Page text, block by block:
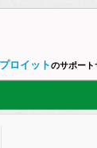
ロイットのサポート